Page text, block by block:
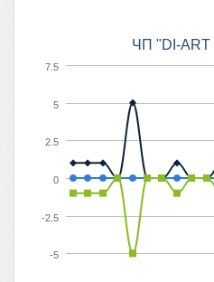
ЧП "DI-ART
0
-5
-2.5
2.5
5
7.5